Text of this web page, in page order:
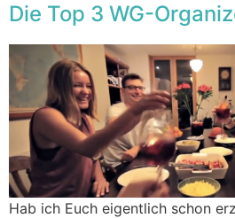
Die Top 3 WG-
Hab ich Euch eigentlich schon